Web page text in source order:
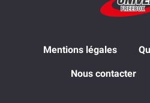
Mentions légales
Nous contacter